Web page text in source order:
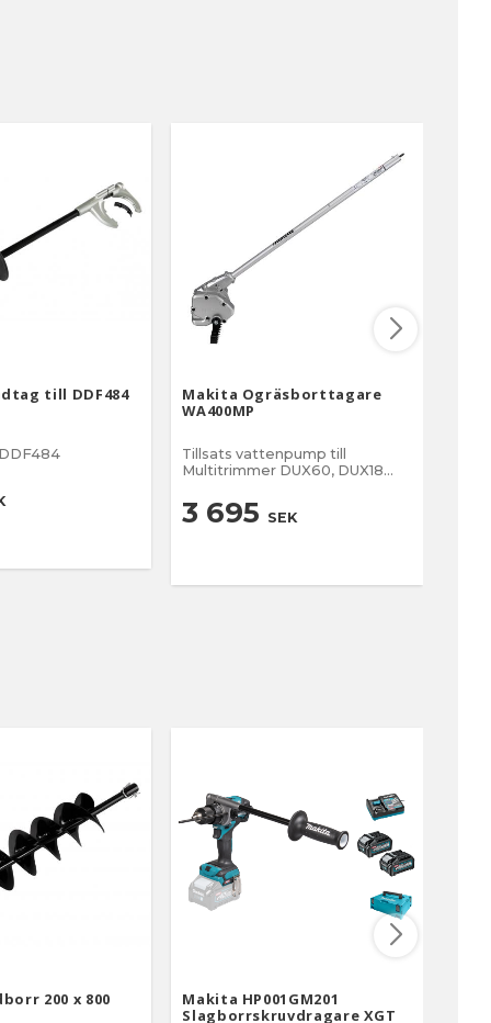
till DDF484
Makita Ogräsborttagare
WA400MP
Tillsats vattenpump till
Multitrimmer DUX60, DUX18
3 695 SEK
200 x 800
Makita HP001GM201
Slagborrskruvdragare XGT